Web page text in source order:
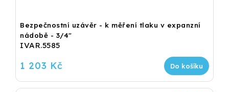
Bezpečnostní uzávěr - k měření tlaku v expanzní
nádobě - 3/4"
IVAR.5585
1 203 Kč Do košíku